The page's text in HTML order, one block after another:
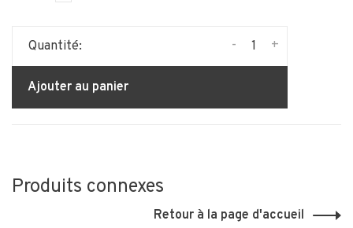
Quantité: +
-
Ajouter au panier
Produits connexes
Retour à la page d'accueil